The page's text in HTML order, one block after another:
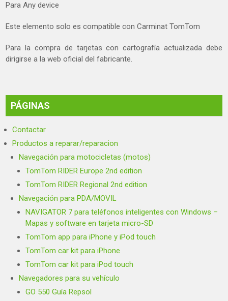
Para Any device
Este elemento solo es compatible con Carminat TomTom
Para la compra de tarjetas con cartografía actualizada debe
dirigirse a la web oficial del fabricante.
PÁGINAS
Contactar
Productos a reparar/reparacion
Navegación para motocicletas (motos)
TomTom RIDER Europe 2nd edition
TomTom RIDER Regional 2nd edition
Navegación para PDA/MOVIL
NAVIGATOR 7 para teléfonos inteligentes con Windows –
Mapas y software en tarjeta micro-SD
TomTom app para iPhone y iPod touch
TomTom car kit para iPhone
TomTom car kit para iPod touch
Navegadores para su vehículo
GO 550 Guía Repsol